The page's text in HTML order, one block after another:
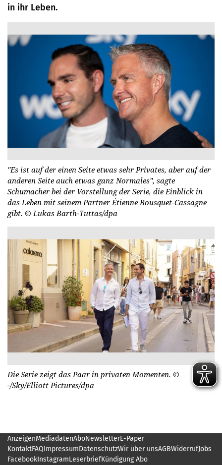
in ihr Leben.
"Es ist auf der einen Seite etwas sehr Privates, aber auf der
anderen Seite auch etwas ganz Normales", sagte
Schumacher bei der Vorstellung der Serie, die Einblick in
das Leben mit seinem Partner Étienne Bousquet-Cassagne
gibt. © Lukas Barth-Tuttas/dpa
Die Serie zeigt das Paar in privaten Momenten. ©
-/Sky/Elliott Pictures/dpa
AnzeigenMediadatenAboNewsletterE-Paper
KontaktFAQImpressumDatenschutzWir über unsAGBWiderrufJobs
FacebookInstagramLeserbriefKündigung Abo